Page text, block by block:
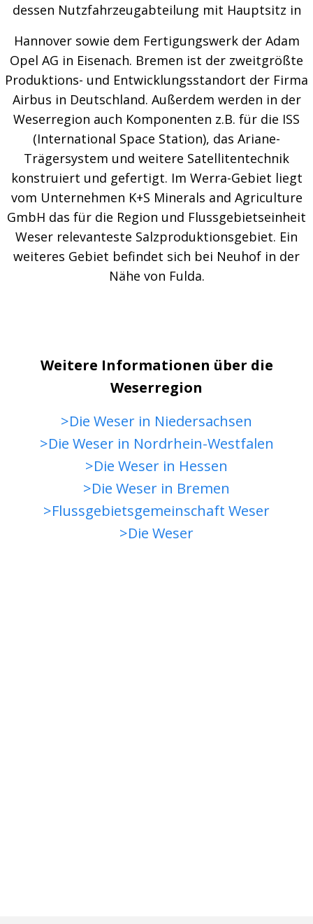
dessen Nutzfahrzeugabteilung mit Hauptsitz in
Hannover sowie dem Fertigungswerk der Adam
Opel AG in Eisenach. Bremen ist der zweitgrößte
Produktions- und Entwicklungsstandort der Firma
Airbus in Deutschland. Außerdem werden in der
Weserregion auch Komponenten z.B. für die ISS
(International Space Station), das Ariane-
Trägersystem und weitere Satellitentechnik
konstruiert und gefertigt. Im Werra-Gebiet liegt
vom Unternehmen K+S Minerals and Agriculture
GmbH das für die Region und Flussgebietseinheit
Weser relevanteste Salzproduktionsgebiet. Ein
weiteres Gebiet befindet sich bei Neuhof in der
Nähe von Fulda.
Weitere Informationen über die
Weserregion
>Die Weser in Niedersachsen
>Die Weser in Nordrhein-Westfalen
>Die Weser in Hessen
>Die Weser in Bremen
>Flussgebietsgemeinschaft Weser
>Die Weser